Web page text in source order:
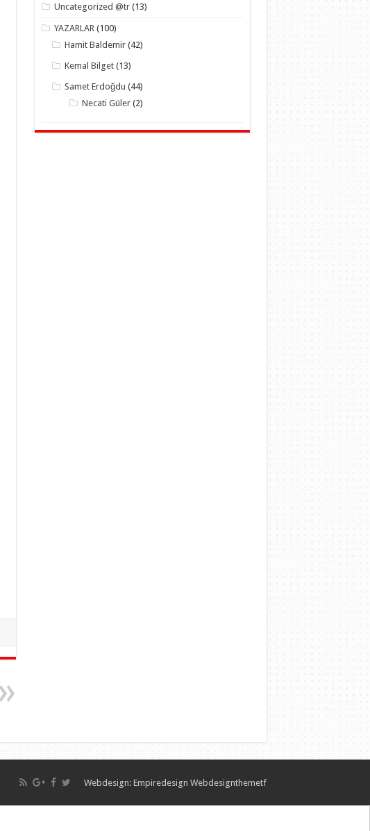
Uncategorized @tr (13)
YAZARLAR (100)
Hamit Baldemir (42)
Kemal Bilget (13)
Samet Erdoğdu (44)
Necati Güler (2)
Webdesign: Empiredesign Webdesignthemetf